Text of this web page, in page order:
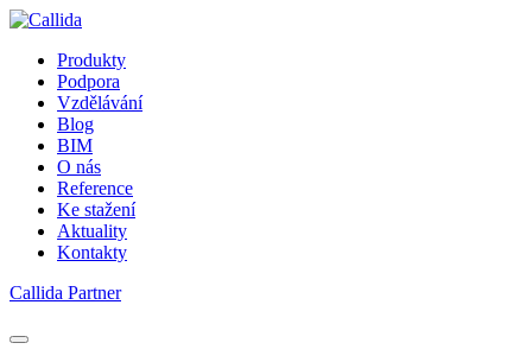
Produkty
Podpora
Vzdělávání
Blog
BIM
O nás
Reference
Ke stažení
Aktuality
Kontakty
Callida Partner